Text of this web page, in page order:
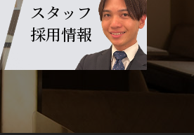
スタッフ
採用情報